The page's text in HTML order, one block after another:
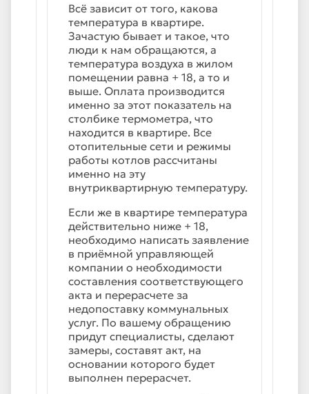
Всё зависит от того, какова
температура в квартире.
Зачастую бывает и такое, что
люди к нам обращаются, а
температура воздуха в жилом
помещении равна + 18, а то и
выше. Оплата производится
именно за этот показатель на
столбике термометра, что
находится в квартире. Все
отопительные сети и режимы
работы котлов рассчитаны
именно на эту
внутриквартирную температуру.
Если же в квартире температура
действительно ниже + 18,
необходимо написать заявление
в приёмной управляющей
компании о необходимости
составления соответствующего
акта и перерасчете за
недопоставку коммунальных
услуг. По вашему обращению
придут специалисты, сделают
замеры, составят акт, на
основании которого будет
выполнен перерасчет.